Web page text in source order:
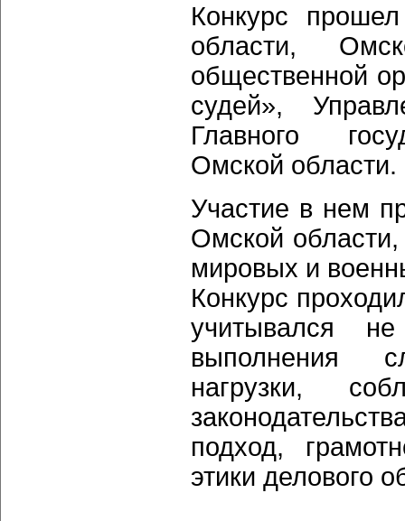
Конкурс
области,
общественной
судей»,
Главного
Омской области.
Участие в нем
Омской
мировых и
Конкурс
учитывался
выполнения
нагрузки,
подход,
этики делового